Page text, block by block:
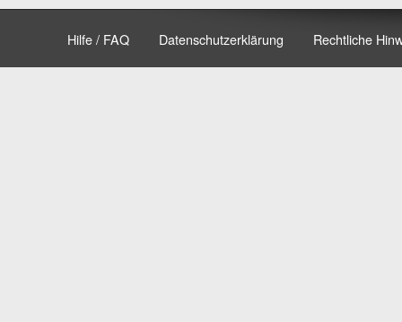
Hilfe / FAQ Datenschutzerklärung Rechtliche